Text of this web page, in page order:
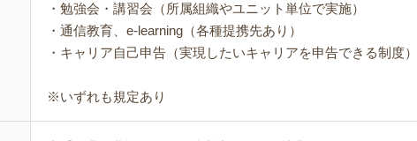
・勉強会・講習会（所属組織やユニット単位で実施）
・通信教育、e-learning（各種提携先あり）
・キャリア自己申告（実現したいキャリアを申告できる制度）
※いずれも規定あり